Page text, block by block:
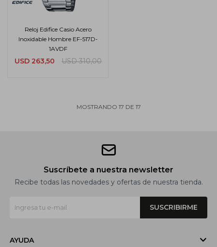
Reloj Edifice Casio Acero
Inoxidable Hombre EF-517D-
1AVDF
USD 263,50 USD 310,00
MOSTRANDO 17 DE 17
Suscríbete a nuestra newsletter
Recibe todas las novedades y ofertas de nuestra tienda.
SUSCRIBIRME
AYUDA